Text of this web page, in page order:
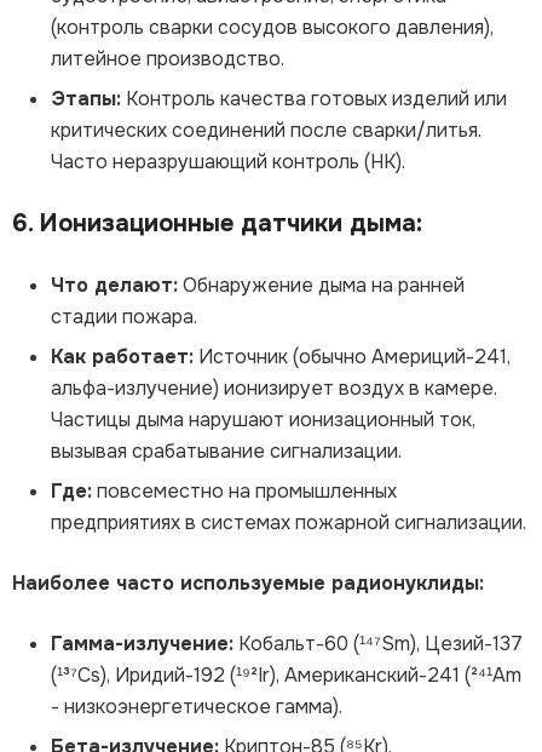
(контроль сварки сосудов высокого давления),
литейное производство.
Этапы: Контроль качества готовых изделий или
критических соединений после сварки/литья.
Часто неразрушающий контроль (НК).
6. Ионизационные датчики дыма:
Что делают:Обнаружение дыма на ранней
стадии пожара.
Как работает: Источник (обычно Америций-241,
альфа-излучение) ионизирует воздух в камере.
Частицы дыма нарушают ионизационный ток,
вызывая срабатывание сигнализации.
Где:повсеместно на промышленных
предприятиях в системах пожарной сигнализации.
Наиболее часто используемые радионуклиды:
Гамма-излучение: Кобальт-60 (¹⁴⁷Sm), Цезий-137
(¹³⁷Cs), Иридий-192 (¹⁹²Ir), Американский-241 (²⁴¹Am
- низкоэнергетическое гамма).